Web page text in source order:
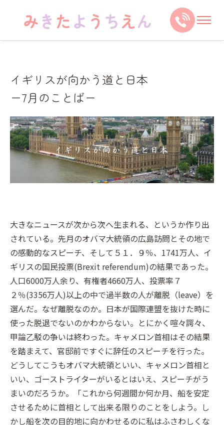
イギリスが向かう道と日本
ー7月のことばー
大きなニュースが次から次へ生まれる、というか作り出
されている。先月のオバマ大統領の広島訪問とその地で
の感動的なスピーチ、そして５１．９％、1741万人、イ
ギリスの国民投票(Brexit referendum)の結果であった。
人口6000万人余り、有権者4660万人、投票率７
２％(3356万人)以上の中で過半数の人が離脱（leave）を
選んだ。なぜ離脱なのか。日本が国際連盟を抜けた時に
使った脱退でないのかわからない。とにかく喧々諤々、
甲論乙駁の争いは終わった。キャメロン首相はその結果
を踏まえて、官邸前ですぐに辞任のスピーチを行った。
どうしてこうもオバマ大統領といい、キャメロン首相と
いい、ゴーストライターがいるとはいえ、スピーチがう
まいのだろうか。「これから何週間か何か月、船を安定
させるために首相として出来る限りのことをしよう。し
かし船を次の目的地に向かわせるのに私はふさわしくな